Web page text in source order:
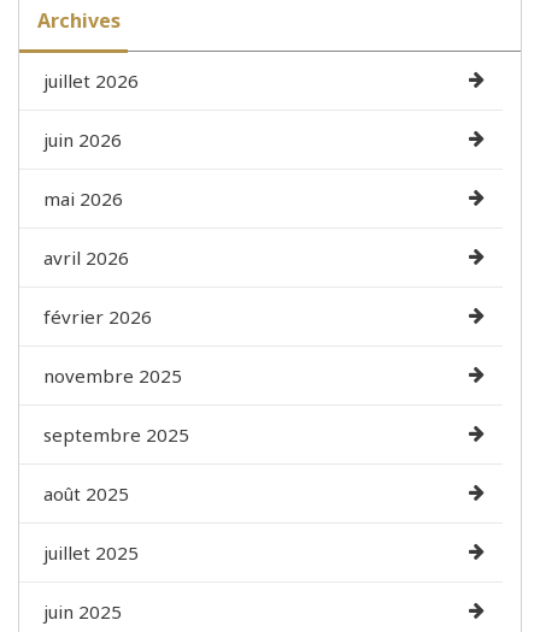
Archives
juillet 2026
juin 2026
mai 2026
avril 2026
février 2026
novembre 2025
septembre 2025
août 2025
juillet 2025
juin 2025